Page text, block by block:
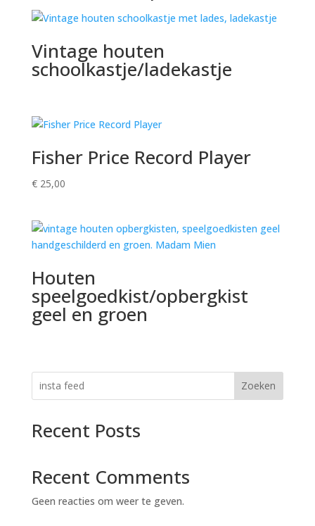
Vintage houten
schoolkastje/ladekastje
Fisher Price Record Player
€25,00
Houten
speelgoedkist/opbergkist
geel en groen
Zoeken
Recent Posts
Recent Comments
Geen reacties om weer te geven.